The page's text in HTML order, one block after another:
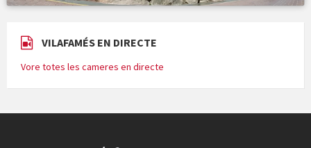
VILAFAMÉS EN DIRECTE
Vore totes les cameres en directe